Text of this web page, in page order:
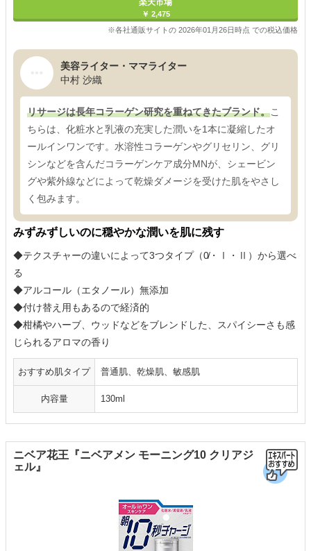
楽天市場
￥ 2,475
※各社通販サイトの 2026年01月26日時点 での税込価格
美容ライター・ママライター
中村 沙織
リサージは長年コラーゲン研究を重ねてきたブランド。こ
ちらは、化粧水と乳液の充実した潤いを1本に凝縮したオ
ールインワンです。水溶性コラーゲンやグリセリン、グリ
シンなどを含んだコラーゲンケア成分MNが、シェービン
グや紫外線などによって乾燥ダメージを受けた肌をやさし
く包みます。
みずみずしいのに穏やかな潤いを肌に残す
◆テクスチャーの違いによって3つタイプ（0̸・Ⅰ・Ⅱ）から選べ
る
◆アルコール（エタノール）無添加
◆付け替え用もあるので経済的
◆柑橘やハーブ、ウッドなどをブレンドした、スパイシーさも感
じられるアロマの香り
おすすめ肌タイプ 普通肌、乾燥肌、敏感肌
内容量 130ml
ニベア花王『ニベアメン モーニング10 クリアジ
ェル』